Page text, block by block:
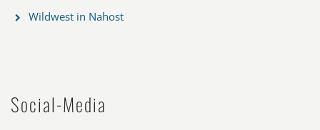
Wildwest in Nahost
Social-Media